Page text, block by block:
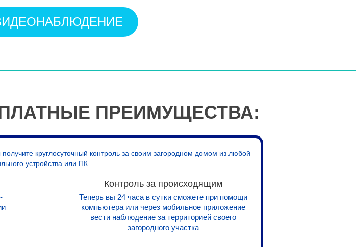
ПРЕИМУЩЕСТВА:
круглосуточный контроль за своим загородном домом из любой
устройства или ПК
Контроль за происходящим
Теперь вы 24 часа в сутки сможете при помощи
компьютера или через мобильное приложение
вести наблюдение за территорией своего
загородного участка